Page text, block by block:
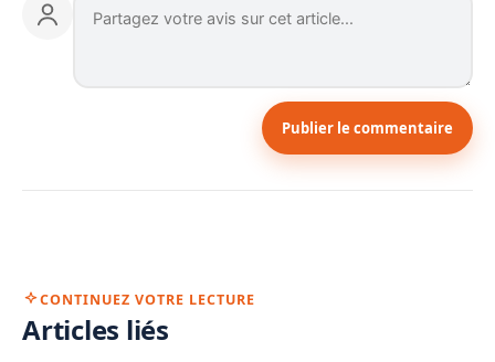
Publier le commentaire
CONTINUEZ VOTRE LECTURE
Articles liés